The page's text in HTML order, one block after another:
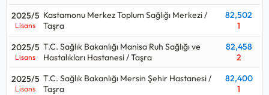
2025/5
Lisans
Kastamonu Merkez Toplum Sağlığı Merkezi /
Taşra
82,502
1
2025/5
Lisans
T.C. Sağlık Bakanlığı Manisa Ruh Sağlığı ve
Hastalıkları Hastanesi / Taşra
82,458
2
2025/5
Lisans
T.C. Sağlık Bakanlığı Mersin Şehir Hastanesi /
Taşra
82,400
1